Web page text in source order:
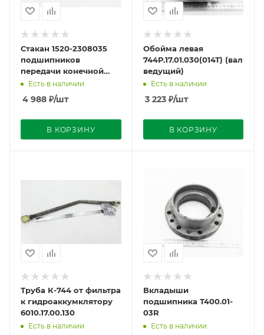
Стакан 1520-2308035
подшипников
передачи конечной
моста переднего
МТЗ-82/920/1221
Есть в наличии
4 988 ₽/шт
В КОРЗИНУ
Обойма левая
744Р.17.01.030(014Т) (вал
ведущий)
Есть в наличии
3 223₽/шт
В КОРЗИНУ
Труба К-744 от фильтра
к гидроаккумклятору
6010.17.00.130
Есть в наличии
Вкладыши
подшипника Т400.01-
03R
Есть в наличии